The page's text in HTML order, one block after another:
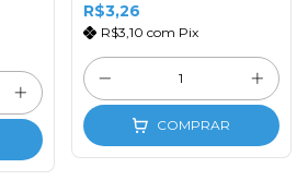
R$3,26
R$3,10 com Pix
COMPRAR